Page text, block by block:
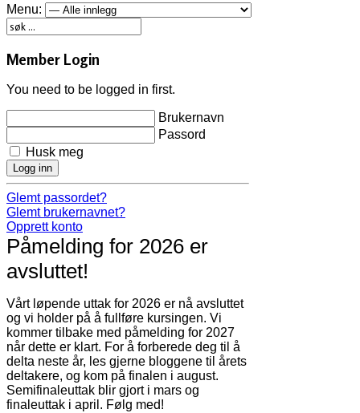
Menu:
Member Login
You need to be logged in first.
Brukernavn
Passord
Husk meg
Logg inn
Glemt passordet?
Glemt brukernavnet?
Opprett konto
Påmelding for 2026 er
avsluttet!
Vårt løpende uttak for 2026 er nå avsluttet
og vi holder på å fullføre kursingen. Vi
kommer tilbake med påmelding for 2027
når dette er klart. For å forberede deg til å
delta neste år, les gjerne bloggene til årets
deltakere, og kom på finalen i august.
Semifinaleuttak blir gjort i mars og
finaleuttak i april. Følg med!